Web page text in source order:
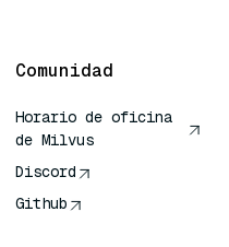
Comunidad
Horario de oficina
de Milvus
Discord
Github